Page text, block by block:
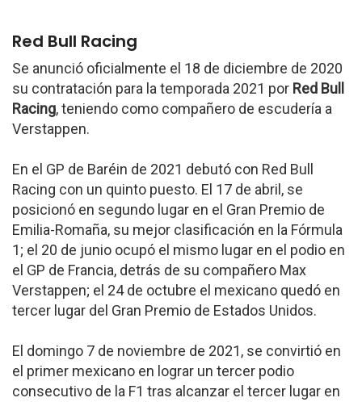
Red Bull Racing
Se anunció oficialmente el 18 de diciembre de 2020
su contratación para la temporada 2021 por Red Bull
Racing, teniendo como compañero de escudería a
Verstappen.
En el GP de Baréin de 2021 debutó con Red Bull
Racing con un quinto puesto. El 17 de abril, se
posicionó en segundo lugar en el Gran Premio de
Emilia-Romaña, su mejor clasificación en la Fórmula
1; el 20 de junio ocupó el mismo lugar en el podio en
el GP de Francia, detrás de su compañero Max
Verstappen; el 24 de octubre el mexicano quedó en
tercer lugar del Gran Premio de Estados Unidos.
El domingo 7 de noviembre de 2021, se convirtió en
el primer mexicano en lograr un tercer podio
consecutivo de la F1 tras alcanzar el tercer lugar en